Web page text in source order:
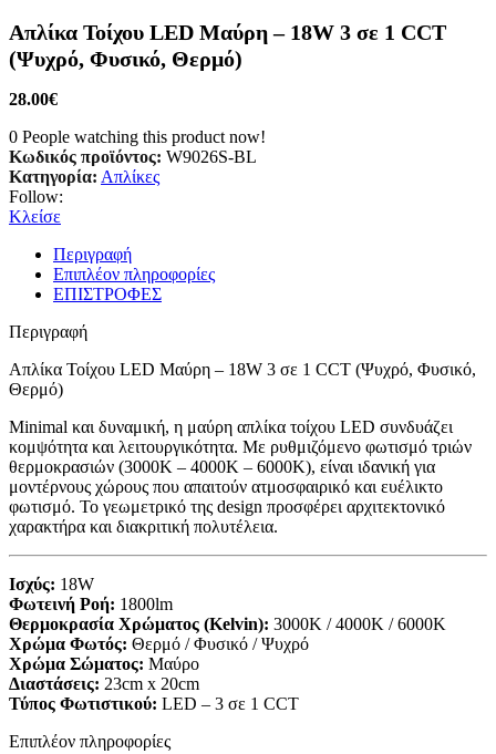
Απλίκα Τοίχου LED Μαύρη – 18W 3 σε 1 CCT
(Ψυχρό, Φυσικό, Θερμό)
28.00€
0 People watching this product now!
Κωδικός προϊόντος: W9026S-BL
Κατηγορία: Απλίκες
Follow:
Κλείσε
Περιγραφή
Επιπλέον πληροφορίες
ΕΠΙΣΤΡΟΦΕΣ
Περιγραφή
Απλίκα Τοίχου LED Μαύρη – 18W 3 σε 1 CCT (Ψυχρό, Φυσικό,
Θερμό)
Minimal και δυναμική, η μαύρη απλίκα τοίχου LED συνδυάζει
κομψότητα και λειτουργικότητα. Με ρυθμιζόμενο φωτισμό τριών
θερμοκρασιών (3000K – 4000K – 6000K), είναι ιδανική για
μοντέρνους χώρους που απαιτούν ατμοσφαιρικό και ευέλικτο
φωτισμό. Το γεωμετρικό της design προσφέρει αρχιτεκτονικό
χαρακτήρα και διακριτική πολυτέλεια.
Ισχύς: 18W
Φωτεινή Ροή: 1800lm
Θερμοκρασία Χρώματος (Kelvin): 3000K / 4000K / 6000K
Χρώμα Φωτός: Θερμό / Φυσικό / Ψυχρό
Χρώμα Σώματος: Μαύρο
Διαστάσεις: 23cm x 20cm
Τύπος Φωτιστικού: LED – 3 σε 1 CCT
Επιπλέον πληροφορίες